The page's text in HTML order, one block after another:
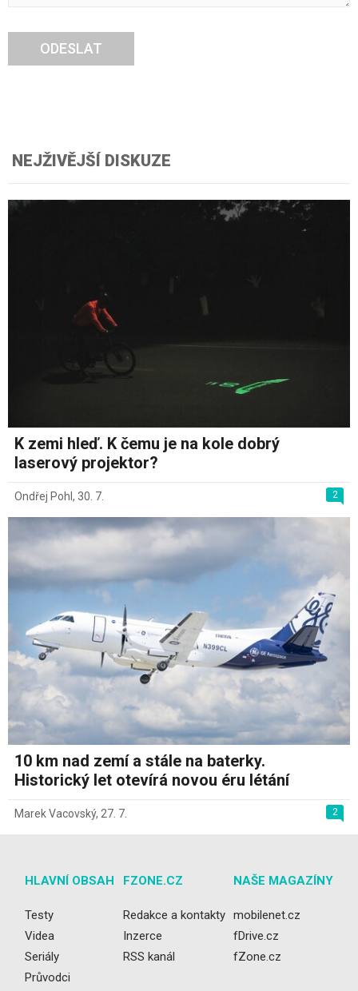
ODESLAT
NEJŽIVĚJŠÍ DISKUZE
K zemi hleď. K čemu je na kole dobrý
laserový projektor?
2
Ondřej Pohl , 30. 7.
10 km nad zemí a stále na baterky.
Historický let otevírá novou éru létání
2
Marek Vacovský, 27. 7.
HLAVNÍ OBSAH
Testy
Videa
Seriály
Průvodci
FZONE.CZ
Redakce a kontakty
Inzerce
RSS kanál
NAŠE MAGAZÍNY
mobilenet.cz
fDrive.cz
fZone.cz